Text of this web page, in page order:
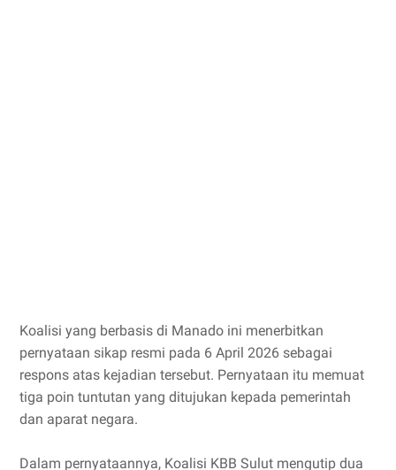
Koalisi yang berbasis di Manado ini menerbitkan
pernyataan sikap resmi pada 6 April 2026 sebagai
respons atas kejadian tersebut. Pernyataan itu memuat
tiga poin tuntutan yang ditujukan kepada pemerintah
dan aparat negara.
Dalam pernyataannya, Koalisi KBB Sulut mengutip dua